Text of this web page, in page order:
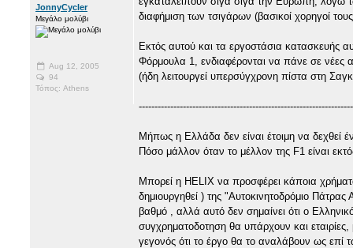
JonnyCycler
Μεγάλο μολύβι
Aug 12, 2005
94
Τόπος: Athens
διαφήμιση των τσιγάρων (βασικοί χορηγοί
Εκτός αυτού και τα εργοστάσια κατασκευής
Φόρμουλα 1, ενδιαφέρονται να πάνε σε νέες
(ήδη λειτουργεί υπερσύγχρονη πίστα στη
Μήπως η Ελλάδα δεν είναι έτοιμη να δεχθεί
Πόσο μάλλον όταν το μέλλον της F1 είναι
Μπορεί η HELIX να προσφέρει κάποια
δημιουργηθεί ) της "Αυτοκινητοδρόμιο
βαθμό , αλλά αυτό δεν σημαίνει ότι ο
συγχρηματοδοτηση θα υπάρχουν και
γεγονός ότι το έργο θα το αναλάβουν ως επί